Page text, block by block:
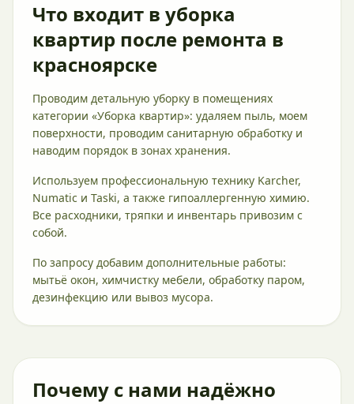
Что входит в уборка
квартир после ремонта в
красноярске
Проводим детальную уборку в помещениях
категории «Уборка квартир»: удаляем пыль, моем
поверхности, проводим санитарную обработку и
наводим порядок в зонах хранения.
Используем профессиональную технику Karcher,
Numatic и Taski, а также гипоаллергенную химию.
Все расходники, тряпки и инвентарь привозим с
собой.
По запросу добавим дополнительные работы:
мытьё окон, химчистку мебели, обработку паром,
дезинфекцию или вывоз мусора.
Почему с нами надёжно